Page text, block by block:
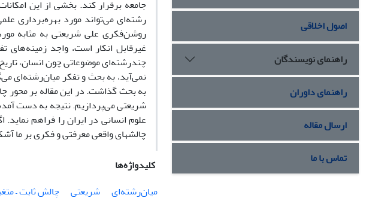
جامعه برقرار کند. بخشی از این
رشته‌ای می‌تواند مورد بهره‌برداری
روشن‌فکری علی شریعتی به مثابه
غیرقابل انکار است، واجد
چندرشته‌ای موضوعاتی چون انسان،
نمی‌آید، به بحث و تفکر میان‌رشته‌ای
به بحث گذاشت. در این مقاله بر محور
شریعتی می‌پردازیم. نتیجه به دست
علوم انسانی در ایران را فراهم
چالشهای واقعی معرفتی و فکری بر ما
کلیدواژه‌ها
میان‌رشته‌ای
شریعتی چالش ثابت –
اصول اخلاقی
راهنمای نویسندگان
راهنمای داوران
ارسال مقاله
تماس با ما